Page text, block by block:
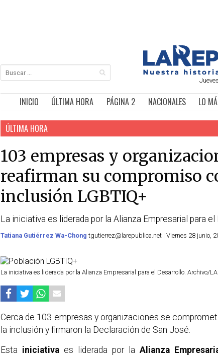
INICIO ÚLTIMA HORA PÁGINA 2 NACIONALES LO
ÚLTIMA HORA
103 empresas y
reafirman su compromiso
inclusión LGBTIQ+
La iniciativa es liderada por la Alianza Empresarial para el
Tatiana Gutiérrez Wa-Chong tgutierrez@larepublica.net | Viernes 28 junio,
La iniciativa es liderada por la Alianza Empresarial para el Desarrollo. Archivo/
Cerca de 103 empresas y organizaciones se
la inclusión y firmaron la Declaración de San José.
Esta iniciativa es liderada por la Alianza